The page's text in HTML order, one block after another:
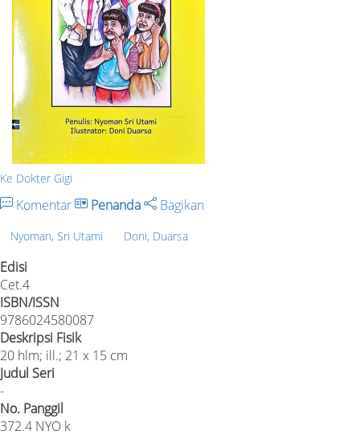
Ke Dokter Gigi
Komentar Penanda Bagikan
Nyoman, Sri Utami Doni, Duarsa
Edisi
Cet.4
ISBN/ISSN
9786024580087
Deskripsi Fisik
20 hlm; ill.; 21 x 15 cm
Judul Seri
-
No. Panggil
372.4 NYO k